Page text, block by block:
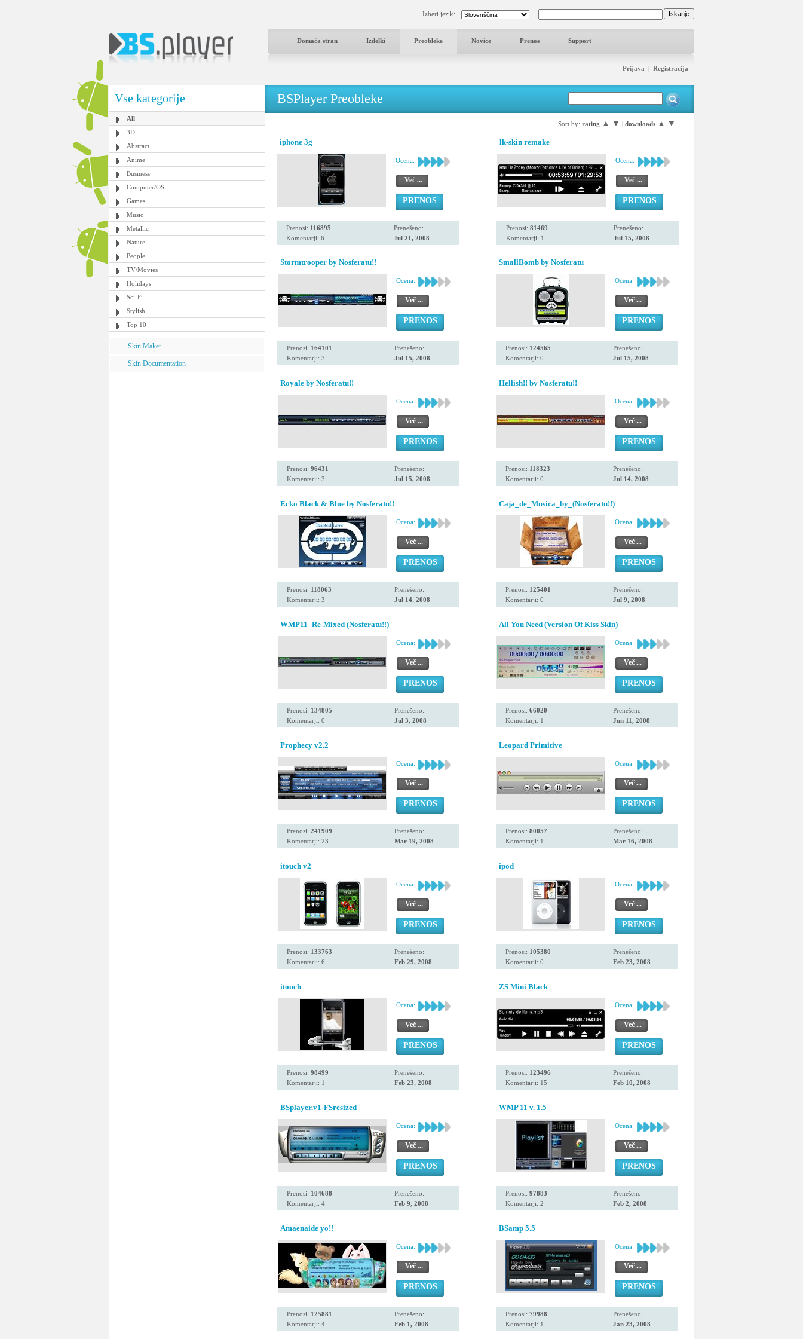
Izberi jezik:
Domača stran Izdelki Preobleke Novice Prenos Support
Prijava | Registracija
Vse kategorije
All
3D
Abstract
Anime
Business
Computer/OS
Games
Music
Metallic
Nature
People
TV/Movies
Holidays
Sci-Fi
Stylish
Top 10
Skin Maker
Skin Documentation
BSPlayer Preobleke
Sort by: rating ▲ ▼ | downloads ▲ ▼
iphone 3g
Ocena:
Več ...
PRENOS
Prenosi: 116895
Komentarji: 6
Prenešeno:
Jul 21, 2008
lk-skin remake
Ocena:
Več ...
PRENOS
Prenosi: 81469
Komentarji: 1
Prenešeno:
Jul 15, 2008
Stormtrooper by Nosferatu!!
Ocena:
Več ...
PRENOS
Prenosi: 164101
Komentarji: 3
Prenešeno:
Jul 15, 2008
SmallBomb by Nosferatu
Ocena:
Več ...
PRENOS
Prenosi: 124565
Komentarji: 0
Prenešeno:
Jul 15, 2008
Royale by Nosferatu!!
Ocena:
Več ...
PRENOS
Prenosi: 96431
Komentarji: 3
Prenešeno:
Jul 15, 2008
Hellish!! by Nosferatu!!
Ocena:
Več ...
PRENOS
Prenosi: 118323
Komentarji: 0
Prenešeno:
Jul 14, 2008
Ecko Black & Blue by Nosferatu!!
Ocena:
Več ...
PRENOS
Prenosi: 118063
Komentarji: 3
Prenešeno:
Jul 14, 2008
Caja_de_Musica_by_(Nosferatu!!)
Ocena:
Več ...
PRENOS
Prenosi: 125401
Komentarji: 0
Prenešeno:
Jul 9, 2008
WMP11_Re-Mixed (Nosferatu!!)
Ocena:
Več ...
PRENOS
Prenosi: 134805
Komentarji: 0
Prenešeno:
Jul 3, 2008
All You Need (Version Of Kiss Skin)
Ocena:
Več ...
PRENOS
Prenosi: 66020
Komentarji: 1
Prenešeno:
Jun 11, 2008
Prophecy v2.2
Ocena:
Več ...
PRENOS
Prenosi: 241909
Komentarji: 23
Prenešeno:
Mar 19, 2008
Leopard Primitive
Ocena:
Več ...
PRENOS
Prenosi: 80057
Komentarji: 1
Prenešeno:
Mar 16, 2008
itouch v2
Ocena:
Več ...
PRENOS
Prenosi: 133763
Komentarji: 6
Prenešeno:
Feb 29, 2008
ipod
Ocena:
Več ...
PRENOS
Prenosi: 105380
Komentarji: 0
Prenešeno:
Feb 23, 2008
itouch
Ocena:
Več ...
PRENOS
Prenosi: 98499
Komentarji: 1
Prenešeno:
Feb 23, 2008
ZS Mini Black
Ocena:
Več ...
PRENOS
Prenosi: 123496
Komentarji: 15
Prenešeno:
Feb 10, 2008
BSplayer.v1-FSresized
Ocena:
Več ...
PRENOS
Prenosi: 104688
Komentarji: 4
Prenešeno:
Feb 9, 2008
WMP 11 v. 1.5
Ocena:
Več ...
PRENOS
Prenosi: 97883
Komentarji: 2
Prenešeno:
Feb 2, 2008
Amaenaide yo!!
Ocena:
Več ...
PRENOS
Prenosi: 125881
Komentarji: 4
Prenešeno:
Feb 1, 2008
BSamp 5.5
Ocena:
Več ...
PRENOS
Prenosi: 79988
Komentarji: 1
Prenešeno:
Jan 23, 2008